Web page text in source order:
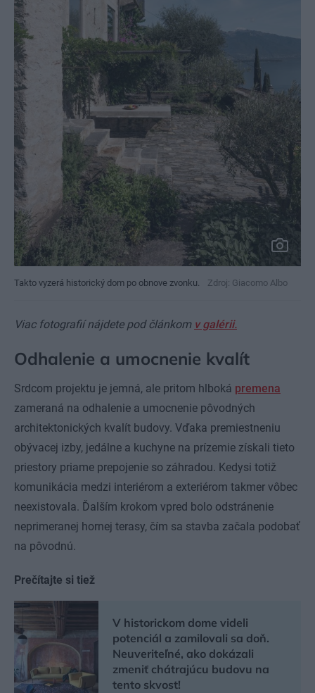
Takto vyzerá historický dom po obnove zvonku. Zdroj: Giacomo Albo
Viac fotografií nájdete pod článkom v galérii.
Odhalenie a umocnenie kvalít
Srdcom projektu je jemná, ale pritom hlboká premena
zameraná na odhalenie a umocnenie pôvodných
architektonických kvalít budovy. Vďaka premiestneniu
obývacej izby, jedálne a kuchyne na prízemie získali tieto
priestory priame prepojenie so záhradou. Kedysi totiž
komunikácia medzi interiérom a exteriérom takmer vôbec
neexistovala. Ďalším krokom vpred bolo odstránenie
neprimeranej hornej terasy, čím sa stavba začala podobať
na pôvodnú.
Prečítajte si tiež
V historickom dome videli
potenciál a zamilovali sa doň.
Neuveriteľné, ako dokázali
zmeniť chátrajúcu budovu na
tento skvost!